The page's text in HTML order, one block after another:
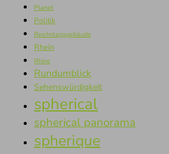
Planet
Politik
Reichstagsgebäude
Rhein
Rhine
Rundumblick
Sehenswürdigkeit
spherical
spherical panorama
spherique